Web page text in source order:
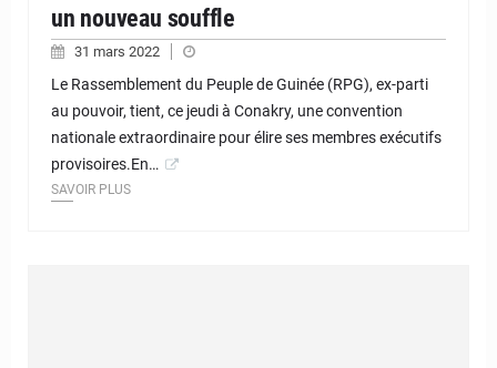
un nouveau souffle
31 mars 2022
Le Rassemblement du Peuple de Guinée (RPG), ex-parti
au pouvoir, tient, ce jeudi à Conakry, une convention
nationale extraordinaire pour élire ses membres exécutifs
provisoires.En…
SAVOIR PLUS